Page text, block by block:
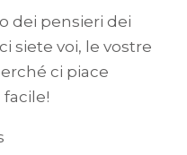
dei pensieri dei
siete voi, le vostre
ci piace
facile!